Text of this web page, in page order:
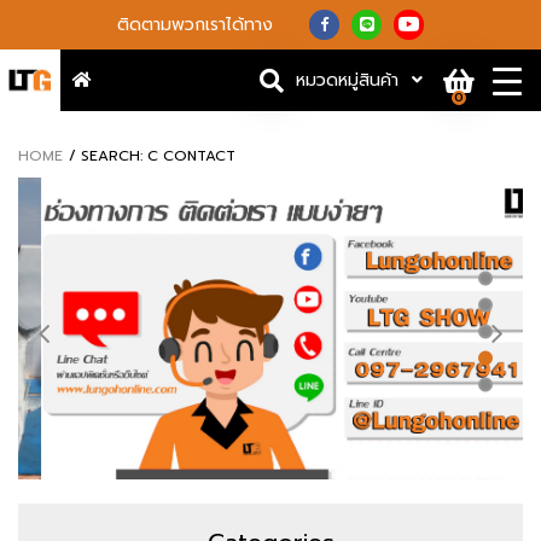
ติดตามพวกเราได้ทาง
หมวดหมู่สินค้า
0
HOME SEARCH: C CONTACT